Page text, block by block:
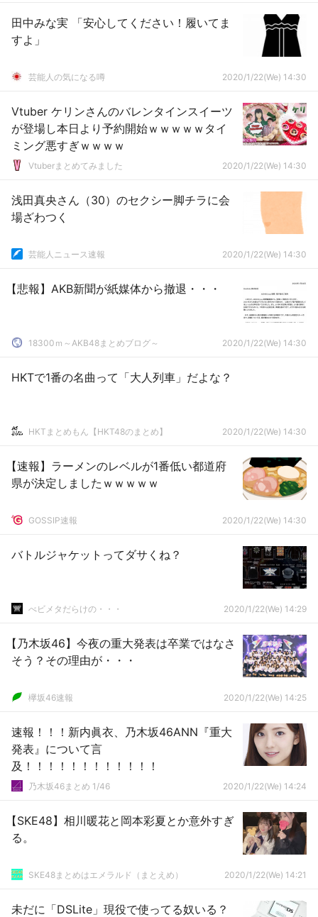
田中みな実 「安心してください！履いてま
すよ」
芸能人の気になる噂 2020/1/22(We) 14:30
Vtuber ケリンさんのバレンタインスイーツ
が登場し本日より予約開始ｗｗｗｗｗタイ
ミング悪すぎｗｗｗｗ
Vtuberまとめてみました 2020/1/22(We) 14:30
浅田真央さん（30）のセクシー脚チラに会
場ざわつく
芸能人ニュース速報 2020/1/22(We) 14:30
【悲報】AKB新聞が紙媒体から撤退・・・
18300ｍ～AKB48まとめブログ～ 2020/1/22(We) 14:30
HKTで1番の名曲って「大人列車」だよな？
HKTまとめもん【HKT48のまとめ】 2020/1/22(We) 14:30
【速報】ラーメンのレベルが1番低い都道府
県が決定しましたｗｗｗｗｗ
GOSSIP速報 2020/1/22(We) 14:30
バトルジャケットってダサくね？
べビメタだらけの・・・ 2020/1/22(We) 14:29
【乃木坂46】今夜の重大発表は卒業ではなさ
そう？その理由が・・・
欅坂46速報 2020/1/22(We) 14:25
速報！！！新内眞衣、乃木坂46ANN『重大
発表』について言
及！！！！！！！！！！！！
乃木坂46まとめ 1/46 2020/1/22(We) 14:24
【SKE48】相川暖花と岡本彩夏とか意外すぎ
る。
SKE48まとめはエメラルド（まとえめ） 2020/1/22(We) 14:21
未だに「DSLite」現役で使ってる奴いる？